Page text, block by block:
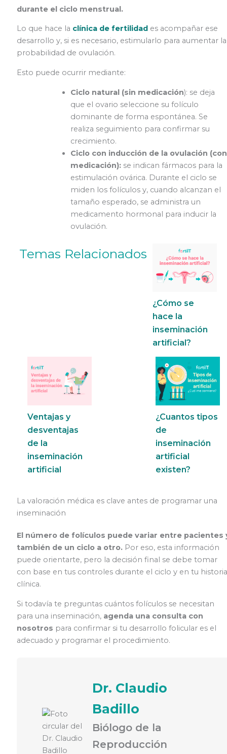
durante el ciclo menstrual.
Lo que hace la clínica de fertilidad es acompañar ese
desarrollo y, si es necesario, estimularlo para aumentar la
probabilidad de ovulación.
Esto puede ocurrir mediante:
Ciclo natural (sin medicación): se deja
que el ovario seleccione su folículo
dominante de forma espontánea. Se
realiza seguimiento para confirmar su
crecimiento.
Ciclo con inducción de la ovulación (con
medicación):se indican fármacos para la
estimulación ovárica. Durante el ciclo se
miden los folículos y, cuando alcanzan el
tamaño esperado, se administra un
medicamento hormonal para inducir la
ovulación.
Temas Relacionados
¿Cómo se
hace la
inseminación
artificial?
Ventajas y
desventajas
de la
inseminación
artificial
¿Cuantos tipos
de
inseminación
artificial
existen?
La valoración médica es clave antes de programar una
inseminación
El número de folículos puede variar entre pacientes
también de un ciclo a otro.Por eso, esta información
puede orientarte, pero la decisión final se debe tomar
con base en tus controles durante el ciclo y en tu historia
clínica.
Si todavía te preguntas cuántos folículos se necesitan
para una inseminación, agenda una consulta con
nosotros para confirmar si tu desarrollo folicular es el
adecuado y programar el procedimiento.
Dr. Claudio
Badillo
Biólogo de la
Reproducción